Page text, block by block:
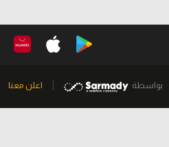
بواسطة اعلن معنا